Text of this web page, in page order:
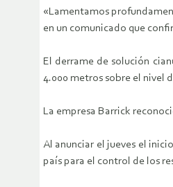
«Lamentamos
en un comunicado que
El derrame de solución
4.000 metros sobre el nivel
La empresa Barrick
Al anunciar el jueves el
país para el control de los